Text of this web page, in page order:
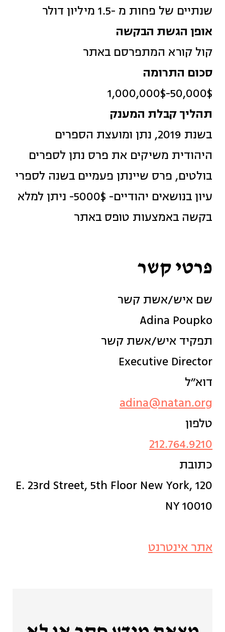
שנתיים של פחות מ -1.5 מיליון דולר
אופן הגשת הבקשה
קול קורא המתפרסם באתר
סכום התרומה
50,000$-1,000,000$
תהליך קבלת המענק
בשנת 2019, נתן ומועצת הספרים
היהודית משיקים את פרס נתן לספרים
בולטים, פרס שיינתן פעמיים בשנה לספרי
עיון בנושאים יהודיים- 5000$- ניתן למלא
בקשה באמצעות טופס באתר
פרטי קשר
שם איש/אשת קשר
Adina Poupko
תפקיד איש/אשת קשר
Executive Director
דוא״ל
adina@natan.org
טלפון
212.764.9210
כתובת
120 E. 23rd Street, 5th Floor New York,
NY 10010
אתר אינטרנט